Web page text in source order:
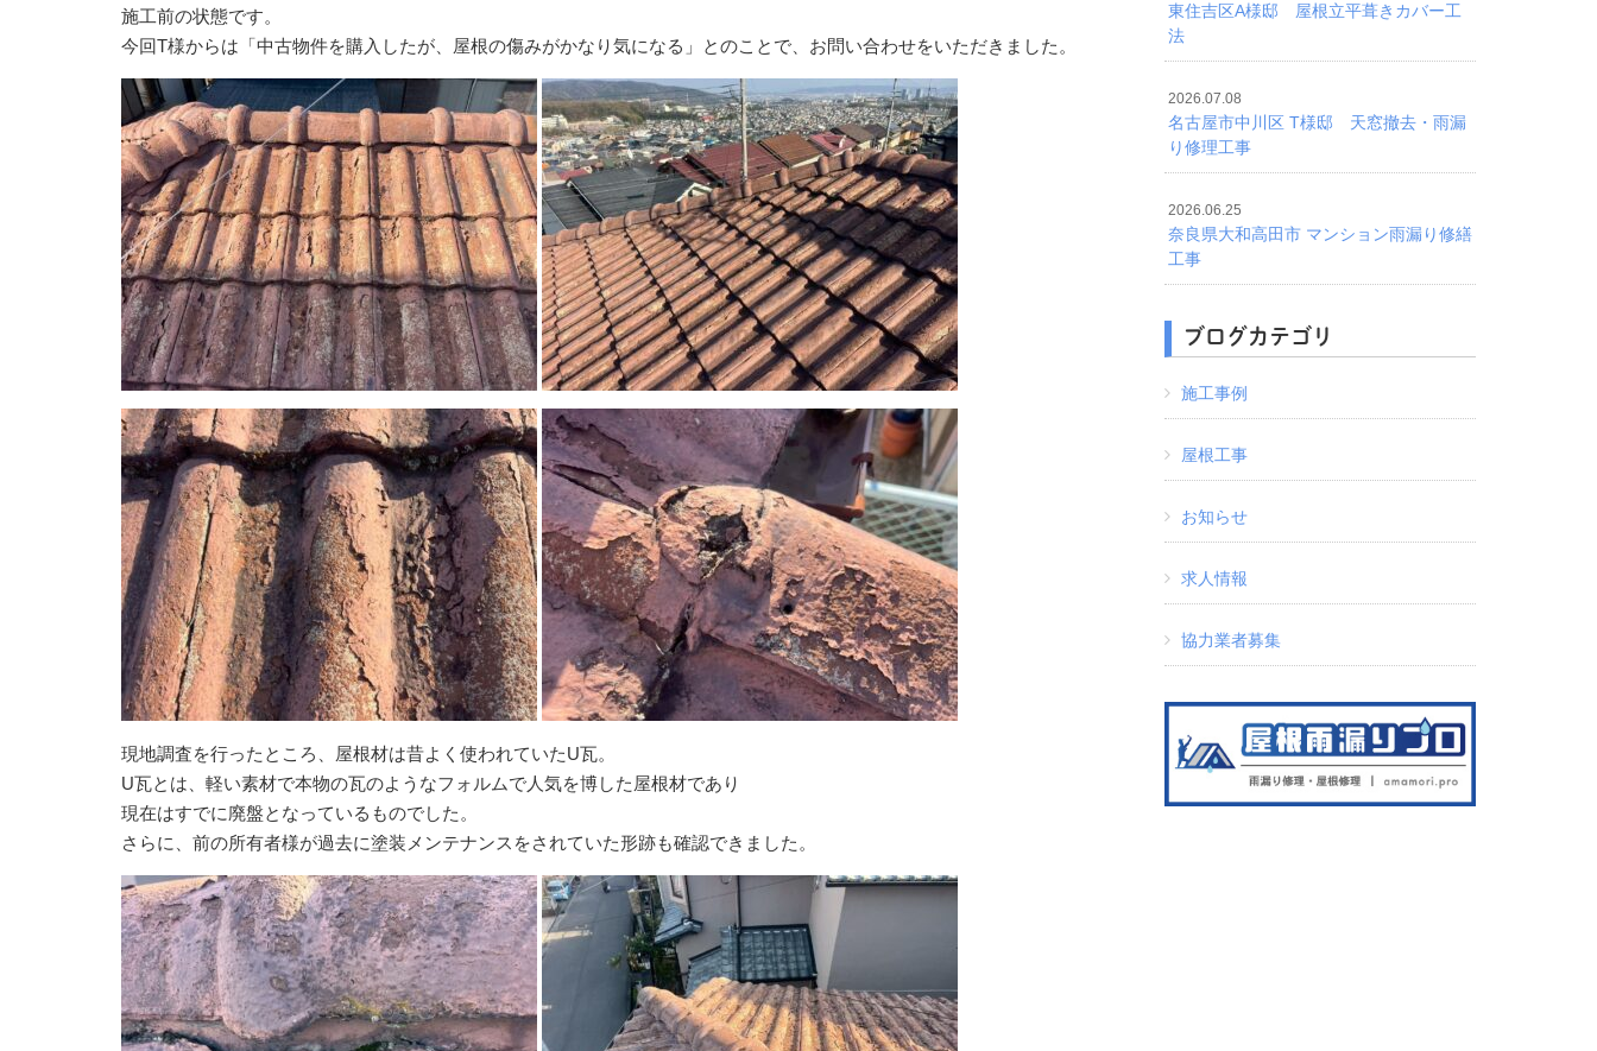
施工前の状態です。
今回T様からは「中古物件を購入したが、屋根の傷みがかなり気になる」とのことで、お問い合わせをいただきました。
現地調査を行ったところ、屋根材は昔よく使われていたU瓦。
U瓦とは、軽い素材で本物の瓦のようなフォルムで人気を博した屋根材であり
現在はすでに廃盤となっているものでした。
さらに、前の所有者様が過去に塗装メンテナンスをされていた形跡も確認できました。
東住吉区A様邸 屋根立平葺きカバー工
法
2026.07.08
名古屋市中川区 T様邸 天窓撤去・雨漏
り修理工事
2026.06.25
奈良県大和高田市 マンション雨漏り修繕
工事
ブログカテゴリ
施工事例
屋根工事
お知らせ
求人情報
協力業者募集